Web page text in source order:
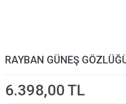
RAYBAN GÜNEŞ
6.398,00 TL